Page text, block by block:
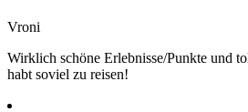
Vroni
Wirklich schöne Erlebnisse/Punkte und
habt soviel zu reisen!